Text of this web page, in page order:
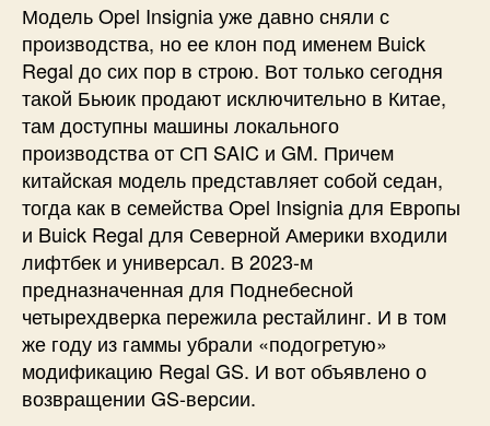
Модель Opel Insignia уже давно сняли с
производства, но ее клон под именем Buick
Regal до сих пор в строю. Вот только сегодня
такой Бьюик продают исключительно в Китае,
там доступны машины локального
производства от СП SAIC и GM. Причем
китайская модель представляет собой седан,
тогда как в семейства Opel Insignia для Европы
и Buick Regal для Северной Америки входили
лифтбек и универсал. В 2023-м
предназначенная для Поднебесной
четырехдверка пережила рестайлинг. И в том
же году из гаммы убрали «подогретую»
модификацию Regal GS. И вот объявлено о
возвращении GS-версии.